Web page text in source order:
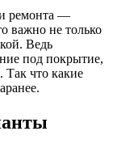
ремонта —
важно не только
Ведь
под покрытие,
Так что какие